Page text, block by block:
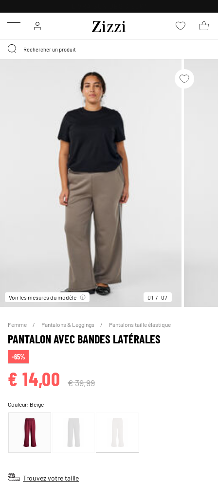
Menu
Voir les mesures du modèle 01 07
Femme Pantalons & Leggings Pantalons taille élastique
PANTALON AVEC BANDES LATÉRALES
-65%
€ 14,00 € 39,99
Couleur: Beige
Trouvez votre taille